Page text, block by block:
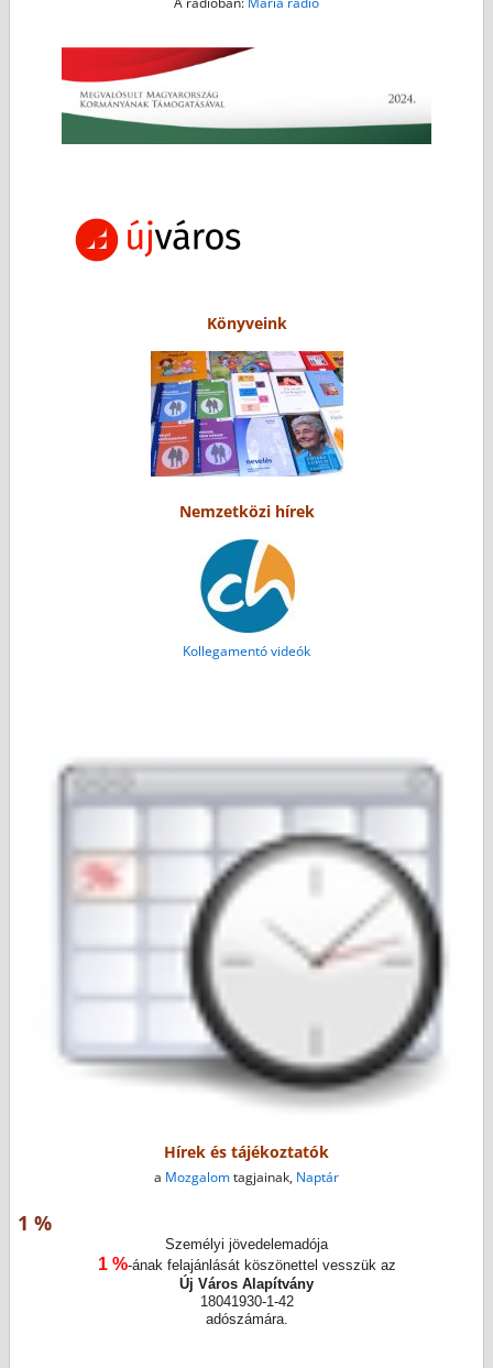
Könyveink
Nemzetközi hírek
Kollegamentó videók
Hírek és tájékoztatók
a Mozgalomtagjainak, Naptár
1 %
Személyi jövedelemadója
1 %-ának felajánlását köszönettel vesszük az
Új Város Alapítvány
18041930-1-42
adószámára.